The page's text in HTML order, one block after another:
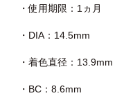
・使用期限：1ヵ月
・DIA：14.5mm
・着色直径：13.9mm
・BC：8.6mm